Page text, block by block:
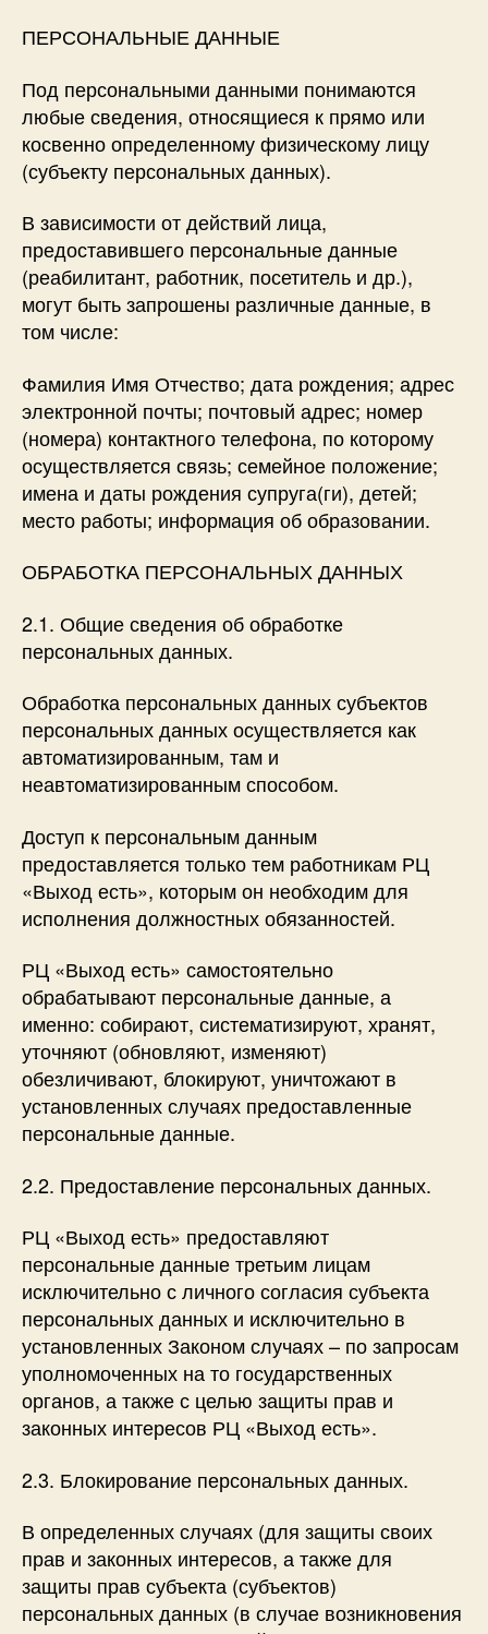
​ПЕРСОНАЛЬНЫЕ ДАННЫЕ
Под персональными данными понимаются
любые сведения, относящиеся к прямо или
косвенно определенному физическому лицу
(субъекту персональных данных).
В зависимости от действий лица,
предоставившего персональные данные
(реабилитант, работник, посетитель и др.),
могут быть запрошены различные данные, в
том числе:
Фамилия Имя Отчество; дата рождения; адрес
электронной почты; почтовый адрес; номер
(номера) контактного телефона, по которому
осуществляется связь; семейное положение;
имена и даты рождения супруга(ги), детей;
место работы; информация об образовании.
​ОБРАБОТКА ПЕРСОНАЛЬНЫХ ДАННЫХ
2.1. Общие сведения об обработке
персональных данных.
Обработка персональных данных субъектов
персональных данных осуществляется как
автоматизированным, там и
неавтоматизированным способом.
Доступ к персональным данным
предоставляется только тем работникам РЦ
«Выход есть», которым он необходим для
исполнения должностных обязанностей.
РЦ «Выход есть» самостоятельно
обрабатывают персональные данные, а
именно: собирают, систематизируют, хранят,
уточняют (обновляют, изменяют)
обезличивают, блокируют, уничтожают в
установленных случаях предоставленные
персональные данные.
2.2. Предоставление персональных данных.
РЦ «Выход есть» предоставляют
персональные данные третьим лицам
исключительно с личного согласия субъекта
персональных данных и исключительно в
установленных Законом случаях – по запросам
уполномоченных на то государственных
органов, а также с целью защиты прав и
законных интересов РЦ «Выход есть».
2.3. Блокирование персональных данных.
В определенных случаях (для защиты своих
прав и законных интересов, а также для
защиты прав субъекта (субъектов)
персональных данных (в случае возникновения